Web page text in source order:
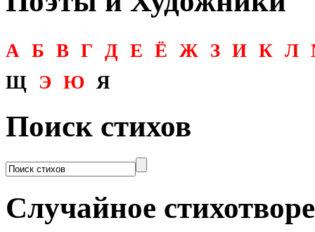
А Б В Г Д Е Ё Ж З И К Л
Щ Э Ю Я
Поиск стихов
Случайное